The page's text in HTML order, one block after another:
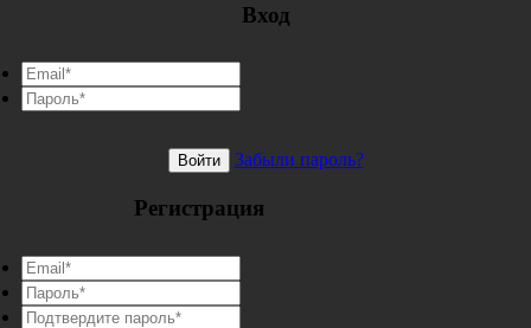
Вход
Войти Забыли пароль?
Регистрация